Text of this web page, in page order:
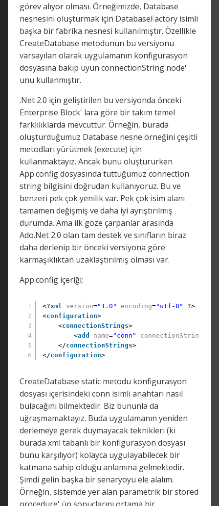
görev alıyor olması. Örneğimizde, Database
nesnesini oluşturmak için DatabaseFactory isimli
başka bir fabrika nesnesi kullanılmıştır. Özellikle
CreateDatabase metodunun bu versiyonu
varsayılan olarak uygulamanın konfigurasyon
dosyasına bakıp uyun connectionString node'
unu kullanmıştır.
.Net 2.0 için geliştirilen bu versiyonda önceki
Enterprise Block' lara göre bir takım temel
farklılıklarda mevcuttur. Örneğin, burada
oluşturduğumuz Database nesne örneğini çeşitli
metodları yürütmek (execute) için
kullanmaktayız. Ancak bunu oluştururken
App.config dosyasında tuttuğumuz connection
string bilgisini doğrudan kullanıyoruz. Bu ve
benzeri pek çok yenilik var. Pek çok isim alanı
tamamen değişmiş ve daha iyi ayrıştırılmış
durumda. Ama ilk göze çarpanlar arasında
Ado.Net 2.0 olan tam destek ve sınıfların biraz
daha derlenip bir önceki versiyona göre
karmaşıklıktan uzaklaştırılmış olması var.
App.config içeriği;
1
2
3
4
5
6
<?xml version="1.0" encoding="utf-8"
?>
<configuration>
<connectionStrings>
<add name="conn" connectionString
</connectionStrings>
</configuration>
CreateDatabase static metodu konfigurasyon
dosyası içerisindeki conn isimli anahtarı nasıl
bulacağını bilmektedir. Biz bununla da
uğraşmamaktayız. Buda uygulamanın yeniden
derlemeye gerek duymayacak teknikleri (ki
burada xml tabanlı bir konfigurasyon dosyası
bunu karşılıyor) kolayca uygulayabilecek bir
katmana sahip olduğu anlamına gelmektedir.
Şimdi gelin başka bir senaryoyu ele alalım.
Örneğin, sistemde yer alan parametrik bir stored